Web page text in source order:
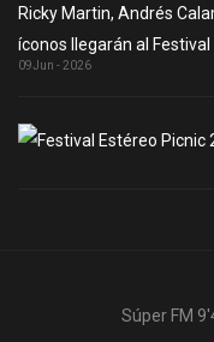
Ricky Martin, Andrés
íconos llegarán al
09Jun - 2026
Súper FM